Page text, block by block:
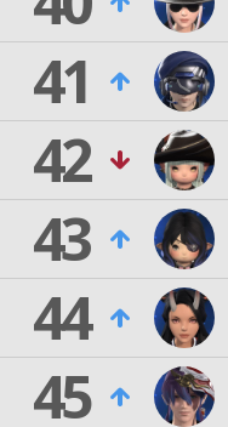
41
42
43
44
45